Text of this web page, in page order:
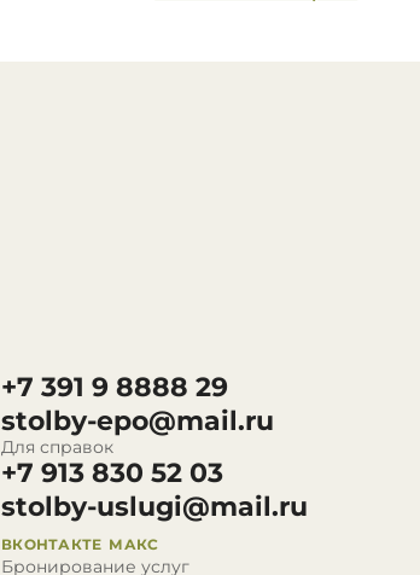
+7 391 9 8888 29
stolby-epo@mail.ru
Для справок
+7 913 830 52 03
stolby-uslugi@mail.ru
ВКОНТАКТЕ МАКС
Бронирование услуг